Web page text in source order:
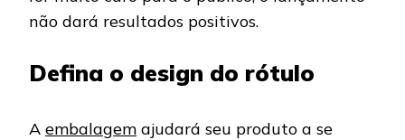
não dará resultados positivos.
Defina o design do rótulo
A embalagem ajudará seu produto a se